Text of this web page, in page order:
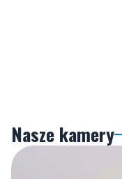
Nasze kamery